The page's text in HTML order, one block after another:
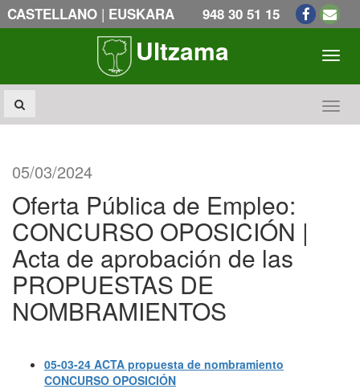
CASTELLANO | EUSKARA 948 30 51 15
Ultzama
05/03/2024
Oferta Pública de Empleo:
CONCURSO OPOSICIÓN |
Acta de aprobación de las
PROPUESTAS DE
NOMBRAMIENTOS
05-03-24 ACTA propuesta de nombramiento
CONCURSO OPOSICIÓN